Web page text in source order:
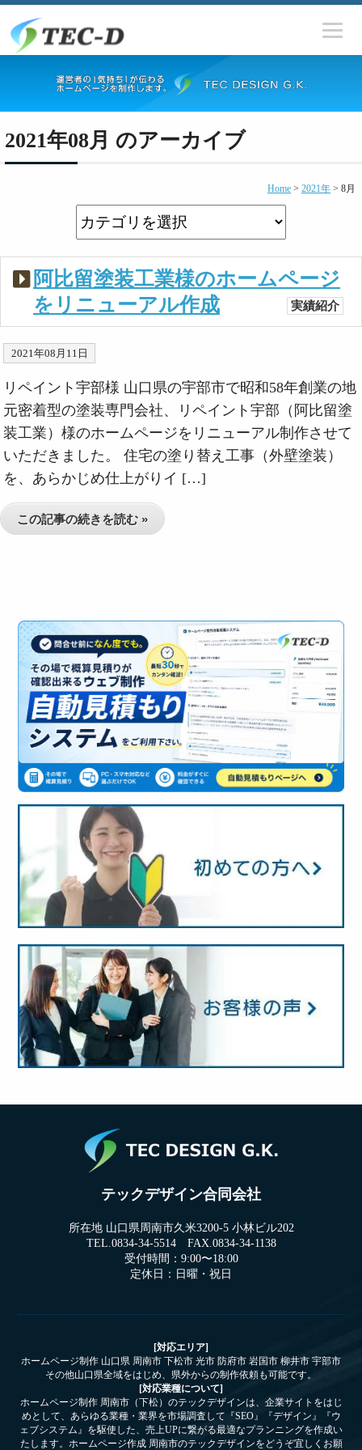
2021年08月 のアーカイブ
Home > 2021年 > 8月
阿比留塗装工業様のホームページ
をリニューアル作成
実績紹介
2021年08月11日
リペイント宇部様 山口県の宇部市で昭和58年創業の地
元密着型の塗装専門会社、リペイント宇部（阿比留塗
装工業）様のホームページをリニューアル制作させて
いただきました。 住宅の塗り替え工事（外壁塗装）
を、あらかじめ仕上がりイ […]
この記事の続きを読む »
テックデザイン合同会社
所在地 山口県周南市久米3200-5 小林ビル202
TEL.0834-34-5514 FAX.0834-34-1138
受付時間：9:00〜18:00
定休日：日曜・祝日
[対応エリア]
ホームページ制作 山口県 周南市 下松市 光市 防府市 岩国市 柳井市 宇部市
その他山口県全域をはじめ、県外からの制作依頼も可能です。
[対応業種について]
ホームページ制作 周南市（下松）のテックデザインは、企業サイトをはじ
めとして、あらゆる業種・業界を市場調査して『SEO』『デザイン』『ウ
ェブシステム』を駆使した、売上UPに繋がる最適なプランニングを作成い
たします。ホームページ作成 周南市のテックデザインをどうぞ宜しくお願